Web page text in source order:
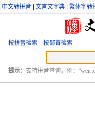
中文转拼音 文言文字典 繁体字转
按拼音检索 按部首检索
提示： 支持拼音查询，例：“wen